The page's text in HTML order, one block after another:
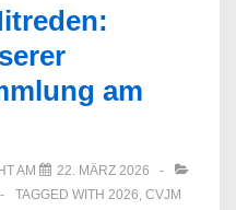
am
AM
22. MÄRZ 2026
TAGGED WITH 2026, CVJM